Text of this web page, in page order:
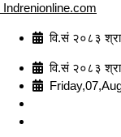
Indrenionline.com
वि.सं २०८३
वि.सं २०८३